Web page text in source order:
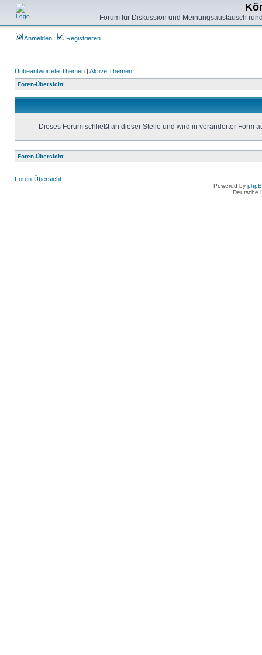
Forum für Diskussion und Meinungsaustausch
Anmelden Registrieren
Unbeantwortete Themen | Aktive Themen
Foren-Übersicht
Dieses Forum schließt an dieser Stelle und wird in veränderter Form
Foren-Übersicht
Foren-Übersicht
Powered by
Deutsche